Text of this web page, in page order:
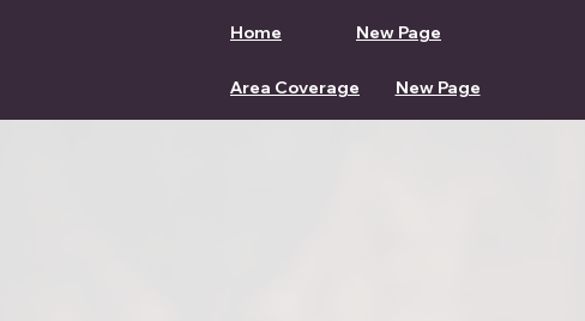
Home New Page
Area Coverage New Page